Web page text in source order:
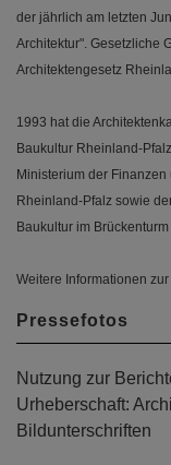
der jährlich am letzten
Architektur". Gesetzliche
Architektengesetz
1993 hat die
Baukultur Rheinland-
Ministerium der
Rheinland-Pfalz sowie
Baukultur im
Weitere Informationen
Pressefotos
Nutzung zur
Urheberschaft:
Bildunterschriften